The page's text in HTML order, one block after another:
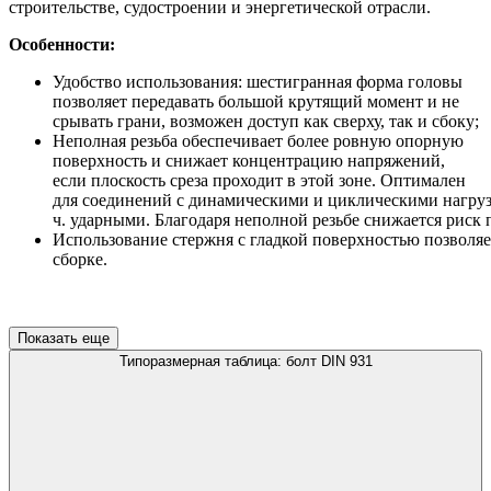
строительстве, судостроении и энергетической отрасли.
Особенности:
Удобство использования: шестигранная форма головы
позволяет передавать большой крутящий момент и не
срывать грани, возможен доступ как сверху, так и сбоку;
Неполная резьба обеспечивает более ровную опорную
поверхность и снижает концентрацию напряжений,
если плоскость среза проходит в этой зоне. Оптимален
для соединений с динамическими и циклическими
ч. ударными. Благодаря неполной резьбе снижается
Использование стержня с гладкой поверхностью
сборке.
Показать еще
Типоразмерная таблица: болт DIN 931